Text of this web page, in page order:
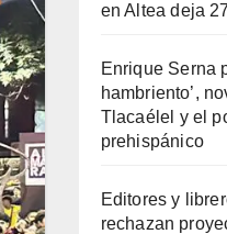
en Altea deja
Enrique Serna
hambriento’,
Tlacaélel y el
prehispánico
Editores y
rechazan